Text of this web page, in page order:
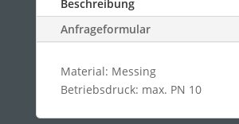
Beschreibung
Anfrageformular
Material: Messing
Betriebsdruck: max. PN 10